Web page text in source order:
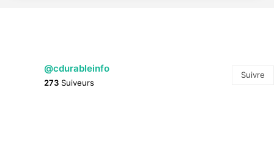
@cdurableinfo
273 Suiveurs
Suivre